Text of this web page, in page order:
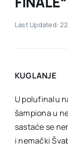
Akti SSAB
Last Updated:
KUGLANJE
U polufinalu
šampiona u
sastaće se
i nemački